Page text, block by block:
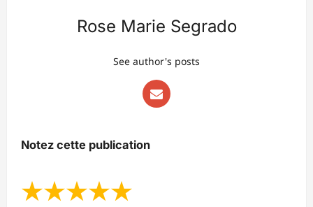
Rose Marie Segrado
See author's posts
Notez cette publication
★★★★★